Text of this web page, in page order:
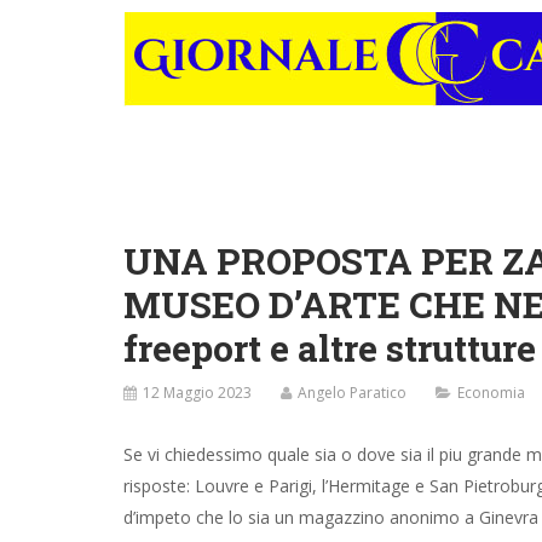
UNA PROPOSTA PER
MUSEO D’ARTE CHE
freeport e altre
12 Maggio 2023 Angelo Paratico Economia
Se vi chiedessimo quale sia o dove sia il piu
risposte: Louvre e Parigi, l’Hermitage e San
d’impeto che lo sia un magazzino anonimo a